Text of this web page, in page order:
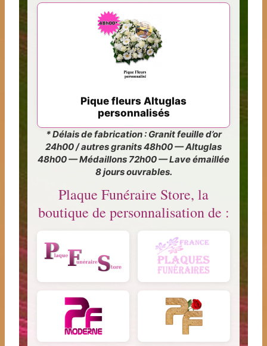
Pique fleurs Altuglas
personnalisés
* Délais de fabrication : Granit feuille d’or
24h00 / autres granits 48h00 — Altuglas
48h00 — Médaillons 72h00 — Lave émaillée
8 jours ouvrables.
Plaque Funéraire Store, la
boutique de personnalisation de :